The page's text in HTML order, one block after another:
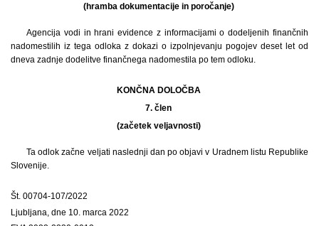
(hramba dokumentacije in poročanje)
Agencija vodi in hrani evidence z informacijami o dodeljenih finančnih
nadomestilih iz tega odloka z dokazi o izpolnjevanju pogojev deset let od
dneva zadnje dodelitve finančnega nadomestila po tem odloku.
KONČNA DOLOČBA
7. člen
(začetek veljavnosti)
Ta odlok začne veljati naslednji dan po objavi v Uradnem listu Republike
Slovenije.
Št. 00704-107/2022
Ljubljana, dne 10. marca 2022